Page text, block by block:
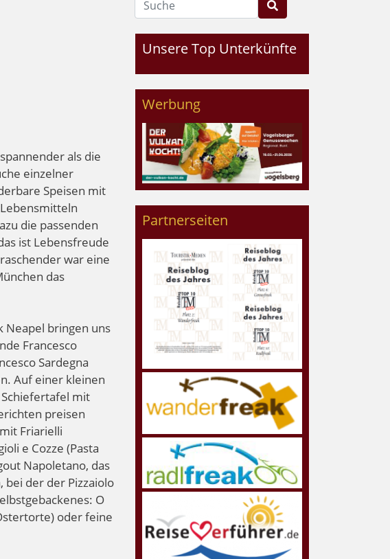
als die
einzelner
Speisen mit
die passenden
ist Lebensfreude
war eine
das
Neapel bringen uns
Francesco
Sardegna
Auf einer kleinen
mit
preisen
Friarielli
e Cozze (Pasta
Napoletano, das
bei der der Pizzaiolo
O
oder feine
Unsere Top Unterkünfte
Werbung
Partnerseiten